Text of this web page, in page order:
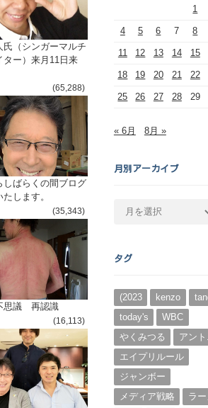
氏（シンガーマルチ
ター）来月11日来
(65,288)
しばらくの間ブログ
します。
(35,343)
思議 再認識
(16,113)
1
4 5 6 7 8
11 12 13 14 15
18 19 20 21 22
25 26 27 28 29
« 6月 8月 »
月別アーカイブ
カ
ブ
タグ
(2023 kenzo
today's
WBC
やくみつる
アン
エイプリルール
ジャンボー
メディア戦略
ラ